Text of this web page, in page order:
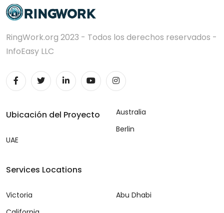
RingWork.org 2023 - Todos los derechos reservados -
InfoEasy LLC
Ubicación del Proyecto
UAE
Australia
Berlin
Services Locations
Victoria
Abu Dhabi